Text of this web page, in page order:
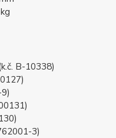
B-10338)
3)